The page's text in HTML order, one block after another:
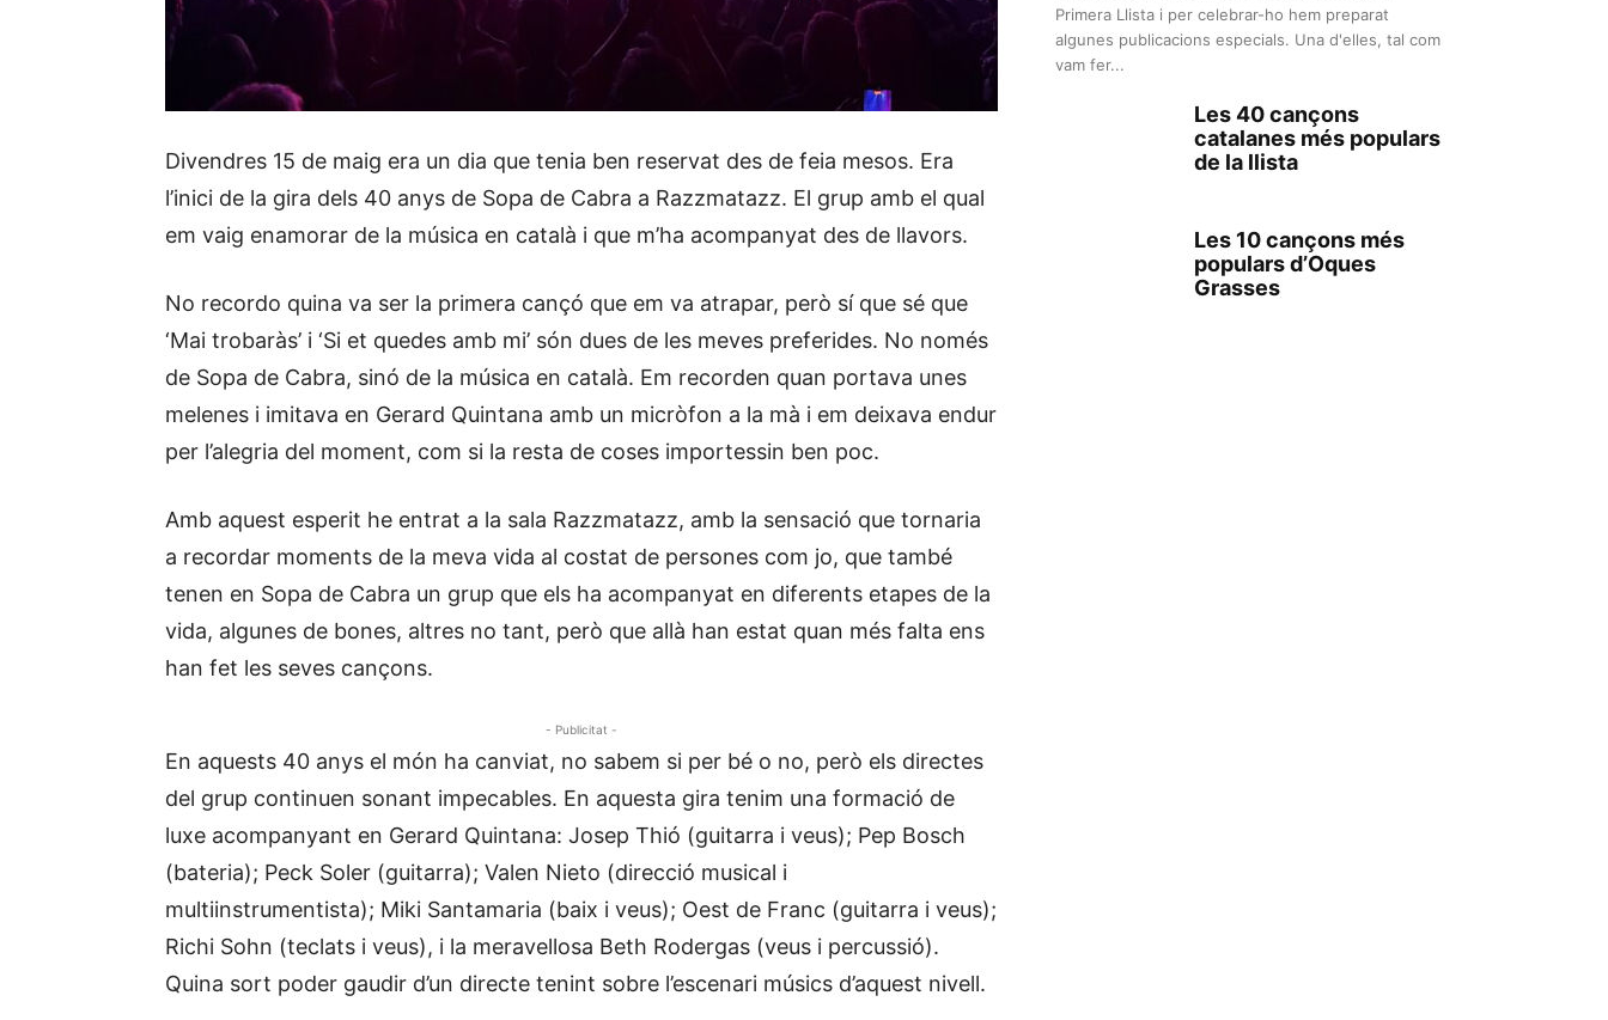
Divendres 15 de maig era un dia que tenia ben reservat des de feia mesos. Era
l’inici de la gira dels 40 anys de Sopa de Cabra a Razzmatazz. El grup amb el qual
em vaig enamorar de la música en català i que m’ha acompanyat des de llavors.
No recordo quina va ser la primera cançó que em va atrapar, però sí que sé que
‘Mai trobaràs’ i ‘Si et quedes amb mi’ són dues de les meves preferides. No només
de Sopa de Cabra, sinó de la música en català. Em recorden quan portava unes
melenes i imitava en Gerard Quintana amb un micròfon a la mà i em deixava endur
per l’alegria del moment, com si la resta de coses importessin ben poc.
Amb aquest esperit he entrat a la sala Razzmatazz, amb la sensació que tornaria
a recordar moments de la meva vida al costat de persones com jo, que també
tenen en Sopa de Cabra un grup que els ha acompanyat en diferents etapes de la
vida, algunes de bones, altres no tant, però que allà han estat quan més falta ens
han fet les seves cançons.
- Publicitat -
En aquests 40 anys el món ha canviat, no sabem si per bé o no, però els directes
del grup continuen sonant impecables. En aquesta gira tenim una formació de
luxe acompanyant en Gerard Quintana: Josep Thió (guitarra i veus); Pep Bosch
(bateria); Peck Soler (guitarra); Valen Nieto (direcció musical i
multiinstrumentista); Miki Santamaria (baix i veus); Oest de Franc (guitarra i veus);
Richi Sohn (teclats i veus), i la meravellosa Beth Rodergas (veus i percussió).
Quina sort poder gaudir d’un directe tenint sobre l’escenari músics d’aquest nivell.
Primera Llista i per celebrar-ho hem preparat
algunes publicacions especials. Una d'elles, tal com
vam fer...
Les 40 cançons
catalanes més populars
de la llista
Les 10 cançons més
populars d’Oques
Grasses